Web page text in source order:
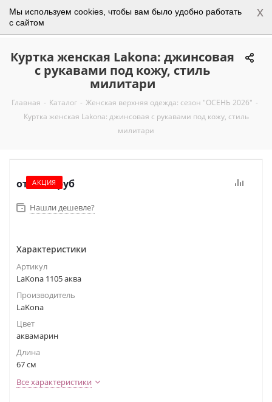
Мы используем cookies, чтобы вам было удобно работать
с сайтом
x
0
Куртка женская Lakona: джинсовая
с рукавами под кожу, стиль
милитари
Главная - Каталог - Женская верхняя одежда: сезон "ОСЕНЬ 2026" -
Куртка женская Lakona: джинсовая с рукавами под кожу, стиль
милитари
АКЦИЯ
от 5 750 руб
Нашли дешевле?
Характеристики
Артикул
LaKona 1105 аква
Производитель
LaKona
Цвет
аквамарин
Длина
67 см
Все характеристики